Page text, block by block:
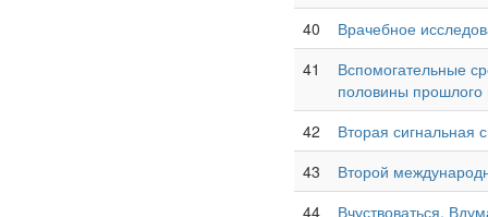
40
Врачебное
41
Вспомогательные
половины прошлого
42
Вторая сигнальная
43
Второй
44
Вчуствоваться.